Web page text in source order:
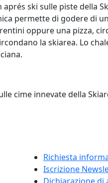
aprés ski sulle piste della
permette di godere di
oppure una pizza,
la skiarea. Lo
cime innevate della
Richiesta
Iscrizione